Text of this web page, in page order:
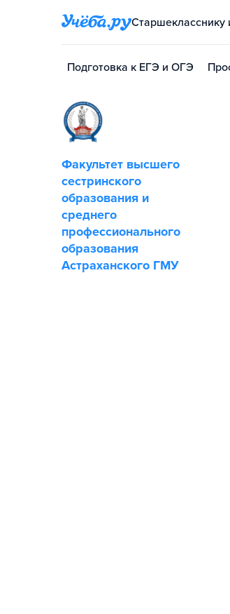
Подготовка к ЕГЭ и ОГЭ
Факультет высшего
сестринского
образования и
среднего
профессионального
образования
Астраханского ГМУ